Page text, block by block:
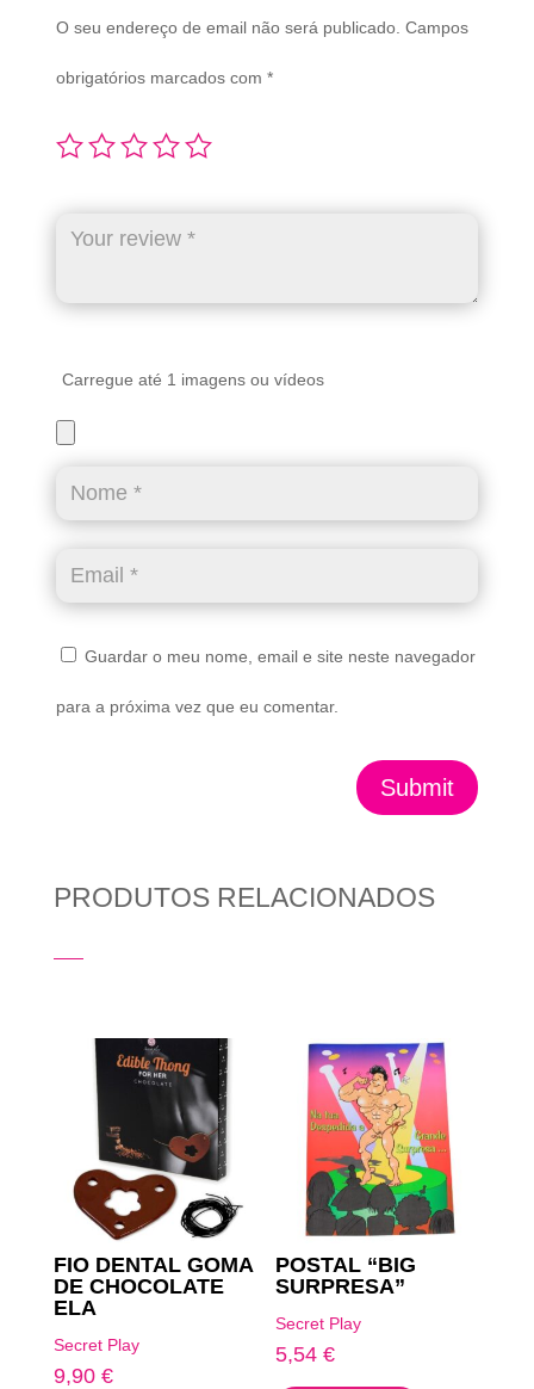
O seu endereço de email não será publicado. Campos
obrigatórios marcados com *
Carregue até 1 imagens ou vídeos
Guardar o meu nome, email e site neste navegador
para a próxima vez que eu comentar.
Submit
PRODUTOS RELACIONADOS
FIO DENTAL GOMA
DE CHOCOLATE
ELA
Secret Play
9,90 €
POSTAL “BIG
SURPRESA”
Secret Play
5,54€